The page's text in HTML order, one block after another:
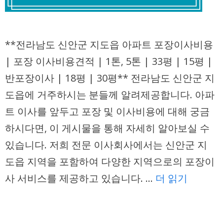
**전라남도 신안군 지도읍 아파트 포장이사비용
| 포장 이사비용견적 | 1톤, 5톤 | 33평 | 15평 |
반포장이사 | 18평 | 30평** 전라남도 신안군 지
도읍에 거주하시는 분들께 알려제공합니다. 아파
트 이사를 앞두고 포장 및 이사비용에 대해 궁금
하시다면, 이 게시물을 통해 자세히 알아보실 수
있습니다. 저희 전문 이사회사에서는 신안군 지
도읍 지역을 포함하여 다양한 지역으로의 포장이
사 서비스를 제공하고 있습니다. … 더 읽기